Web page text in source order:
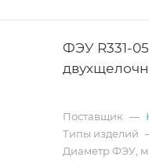
ФЭУ R331-
Поставщик —
Типы изделий
Диаметр ФЭУ,